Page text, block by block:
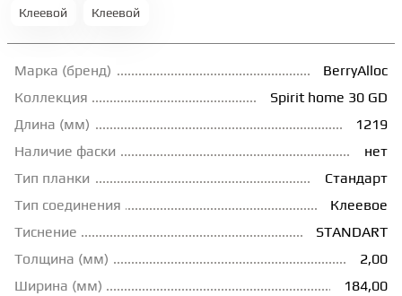
ПОДЛОЖКА
ПЛИНТУС
КЛЕЙ
Клеевой Клеевой
Марка (бренд)
BerryAlloc
Коллекция
Spirit home 30 GD
Длина (мм)
1219
Наличие фаски
нет
Тип планки
Стандарт
Тип соединения
Клеевое
Тиснение
STANDART
Толщина (мм)
2,00
Ширина (мм)
184,00